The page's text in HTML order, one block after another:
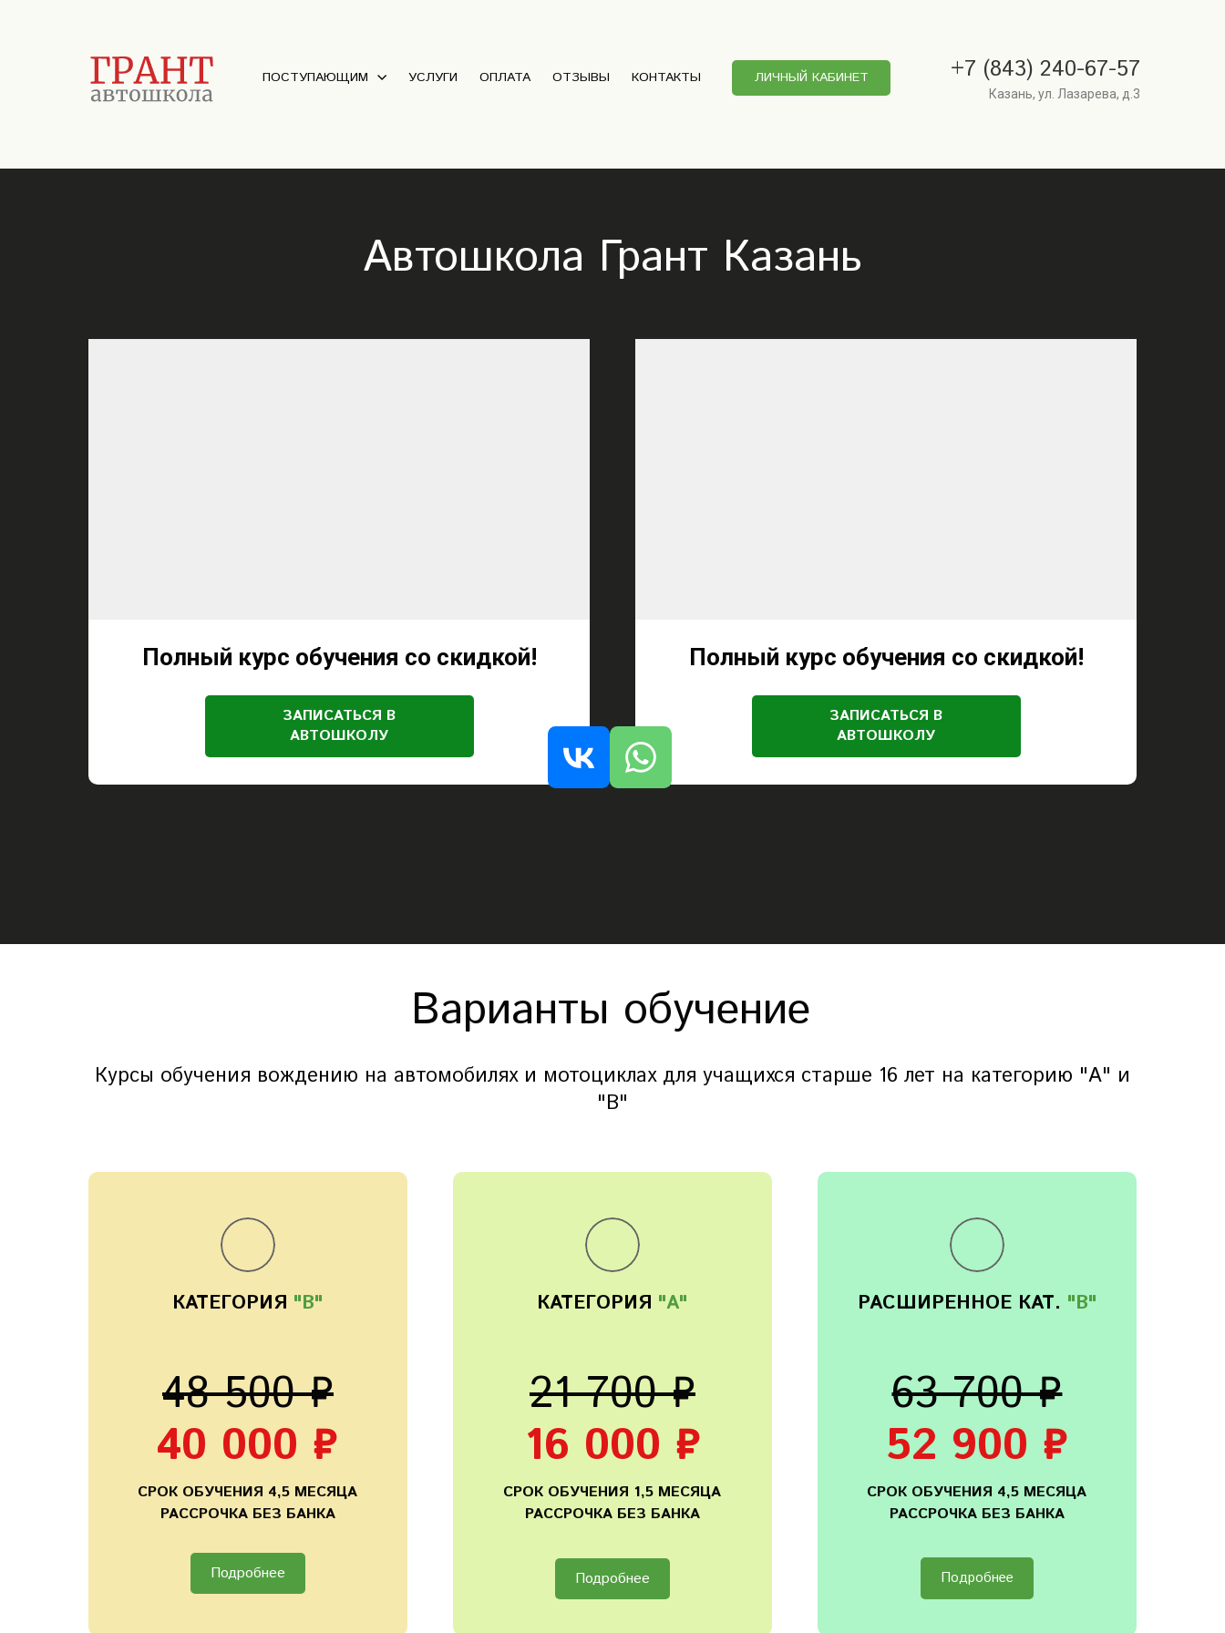
ПОСТУПАЮЩИМ УСЛУГИ ОПЛАТА ОТЗЫВЫ КОНТАКТЫ ЛИЧНЫЙ КАБИНЕТ +7 (843) 240-67-57
Казань, ул. Лазарева, д.3
Автошкола Грант Казань
Полный курс обучения со скидкой!
ЗАПИСАТЬСЯ В
АВТОШКОЛУ
Полный курс обучения со скидкой!
ЗАПИСАТЬСЯ В
АВТОШКОЛУ
Варианты обучение
Курсы обучения вождению на автомобилях и мотоциклах для учащихся старше 16 лет на категорию "А" и
"B"
КАТЕГОРИЯ "B"
48 500 ₽
40 000 ₽
СРОК ОБУЧЕНИЯ 4,5 МЕСЯЦА
РАССРОЧКА БЕЗ БАНКА
Подробнее
КАТЕГОРИЯ "А"
21 700 ₽
16 000 ₽
СРОК ОБУЧЕНИЯ 1,5 МЕСЯЦА
РАССРОЧКА БЕЗ БАНКА
Подробнее
РАСШИРЕННОЕ КАТ. "B"
63 700 ₽
52 900 ₽
СРОК ОБУЧЕНИЯ 4,5 МЕСЯЦА
РАССРОЧКА БЕЗ БАНКА
Подробнее